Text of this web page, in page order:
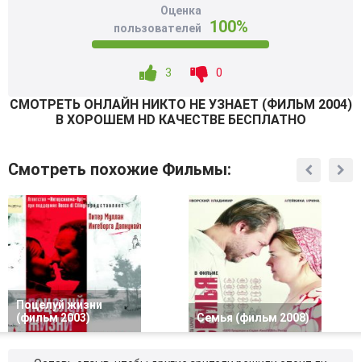
Оценка
пользователей
100%
3 0
СМОТРEТЬ ОНЛАЙН НИКТО НЕ УЗНАЕТ (ФИЛЬМ 2004)
В ХОРОШЕМ HD КАЧЕСТВЕ БЕСПЛАТНО
Смотреть похожие Фильмы:
Поцелуй жизни
(фильм 2003)
Семья (фильм 2008)